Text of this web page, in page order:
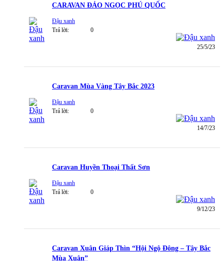
CARAVAN ĐẢO NGỌC PHÚ QUỐC
Đậu xanh
Trả lời:
0
25/5/23
Caravan Mùa Vàng Tây Bắc 2023
Đậu xanh
Trả lời:
0
14/7/23
Caravan Huyền Thoại Thất Sơn
Đậu xanh
Trả lời:
0
9/12/23
Caravan Xuân Giáp Thìn “Hội Ngộ Đông – Tây Bắc
Mùa Xuân”